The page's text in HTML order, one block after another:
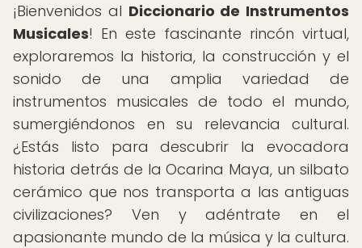
¡Bienvenidos al Diccionario de Instrumentos
Musicales! En este fascinante rincón virtual,
exploraremos la historia, la construcción y el
sonido de una amplia variedad de
instrumentos musicales de todo el mundo,
sumergiéndonos en su relevancia cultural.
¿Estás listo para descubrir la evocadora
historia detrás de la Ocarina Maya, un silbato
cerámico que nos transporta a las antiguas
civilizaciones? Ven y adéntrate en el
apasionante mundo de la música y la cultura.